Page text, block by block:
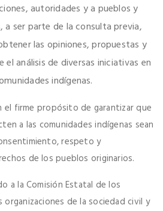
autoridades y a pueblos y
a ser parte de la consulta previa,
las opiniones, propuestas y
análisis de diversas iniciativas en
indígenas.
el firme propósito de garantizar que
a las comunidades indígenas sean
respeto y
de los pueblos originarios.
a la Comisión Estatal de los
organizaciones de la sociedad civil y